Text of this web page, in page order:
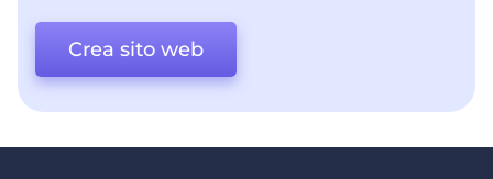
Crea sito web